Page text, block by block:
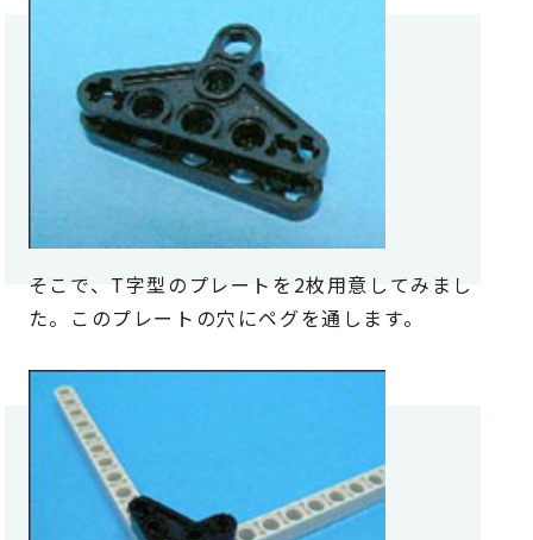
そこで、T字型のプレートを2枚用意してみまし
た。このプレートの穴にペグを通します。